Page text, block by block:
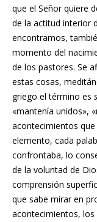
que el Señor quiere
de la actitud interior
encontramos,
momento del
de los pastores. Se
estas cosas,
griego el término es
«mantenía unidos»,
acontecimientos
elemento, cada
confrontaba, lo
de la voluntad de
comprensión
que sabe mirar en
acontecimientos, los